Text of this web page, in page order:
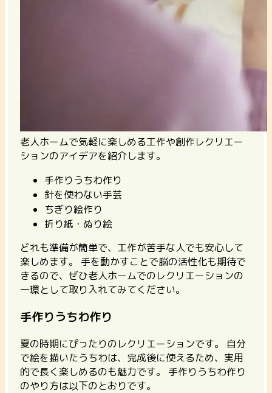
老人ホームで気軽に楽しめる工作や創作レクリエー
ションのアイデアを紹介します。
手作りうちわ作り
針を使わない手芸
ちぎり絵作り
折り紙・ぬり絵
どれも準備が簡単で、工作が苦手な人でも安心して
楽しめます。
手を動かすことで脳の活性化も期待で
きるので、ぜひ老人ホームでのレクリエーションの
一環として取り入れてみてください。
手作りうちわ作り
夏の時期にぴったりのレクリエーションです。 自分
で絵を描いたうちわは、完成後に使えるため、実用
的で長く楽しめるのも魅力です。
手作りうちわ作り
のやり方は以下のとおりです。